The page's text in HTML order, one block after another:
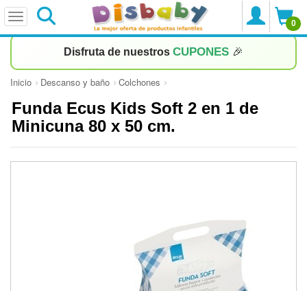
0
Disfruta de nuestros CUPONES 🎉
Inicio Descanso y baño Colchones
Funda Ecus Kids Soft 2 en 1 de
Minicuna 80 x 50 cm.